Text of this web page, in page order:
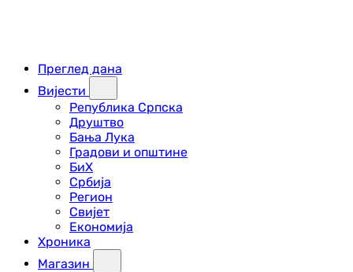
Преглед дана
Вијести
Република Српска
Друштво
Бања Лука
Градови и општине
БиХ
Србија
Регион
Свијет
Економија
Хроника
Магазин